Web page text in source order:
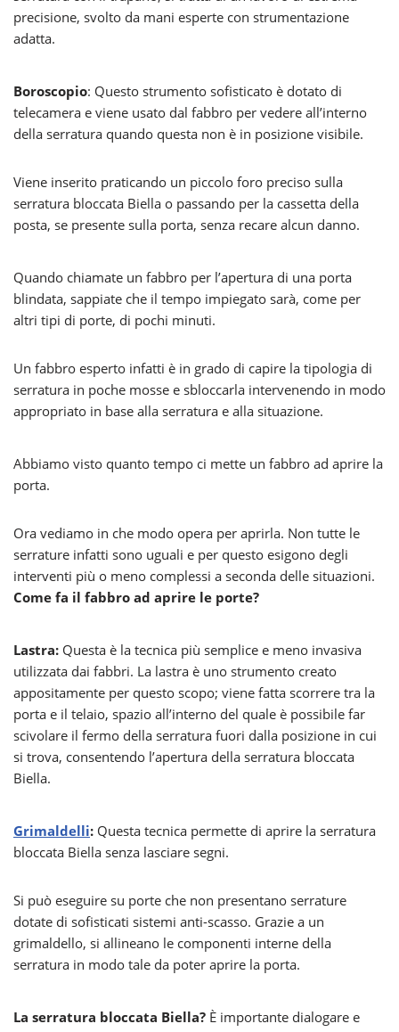
precisione, svolto da mani esperte con strumentazione
adatta.
Boroscopio: Questo strumento sofisticato è dotato di
telecamera e viene usato dal fabbro per vedere all’interno
della serratura quando questa non è in posizione visibile.
Viene inserito praticando un piccolo foro preciso sulla
serratura bloccata Biella o passando per la cassetta della
posta, se presente sulla porta, senza recare alcun danno.
Quando chiamate un fabbro per l’apertura di una porta
blindata, sappiate che il tempo impiegato sarà, come per
altri tipi di porte, di pochi minuti.
Un fabbro esperto infatti è in grado di capire la tipologia di
serratura in poche mosse e sbloccarla intervenendo in modo
appropriato in base alla serratura e alla situazione.
Abbiamo visto quanto tempo ci mette un fabbro ad aprire la
porta.
Ora vediamo in che modo opera per aprirla. Non tutte le
serrature infatti sono uguali e per questo esigono degli
interventi più o meno complessi a seconda delle situazioni.
Come fa il fabbro ad aprire le porte?
Lastra: Questa è la tecnica più semplice e meno invasiva
utilizzata dai fabbri. La lastra è uno strumento creato
appositamente per questo scopo; viene fatta scorrere tra la
porta e il telaio, spazio all’interno del quale è possibile far
scivolare il fermo della serratura fuori dalla posizione in cui
si trova, consentendo l’apertura della serratura bloccata
Biella.
Grimaldelli: Questa tecnica permette di aprire la serratura
bloccata Biella senza lasciare segni.
Si può eseguire su porte che non presentano serrature
dotate di sofisticati sistemi anti-scasso. Grazie a un
grimaldello, si allineano le componenti interne della
serratura in modo tale da poter aprire la porta.
La serratura bloccata Biella? È importante dialogare e